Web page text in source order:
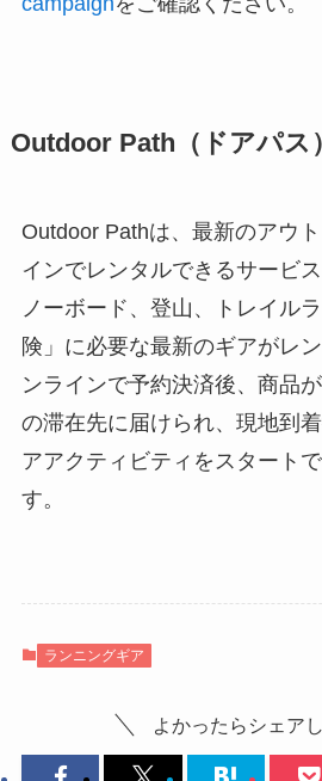
Outdoor Path（ドアパス
Outdoor Pathは、最新のアウ
インでレンタルできるサービ
ノーボード、登山、トレイル
険」に必要な最新のギアがレ
ンラインで予約決済後、商品
の滞在先に届けられ、現地到
アアクティビティをスタート
す。
ランニングギア
よかったらシェア